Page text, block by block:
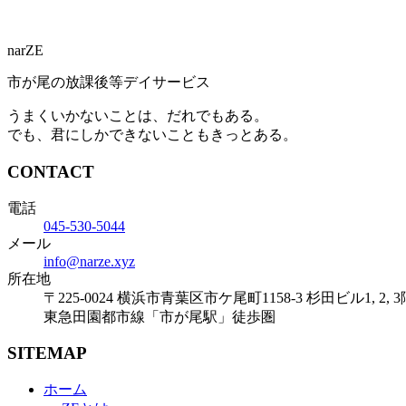
narZE
市が尾の放課後等デイサービス
うまくいかないことは、だれでもある。
でも、君にしかできないこともきっとある。
CONTACT
電話
045-530-5044
メール
info@narze.xyz
所在地
〒225-0024 横浜市青葉区市ケ尾町1158-3 杉田ビル1, 2, 3
東急田園都市線「市が尾駅」徒歩圏
SITEMAP
ホーム